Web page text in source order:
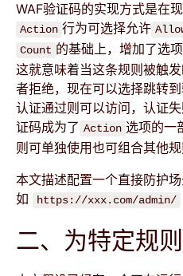
WAF验证码的实现方式是在
Action 行为可选择允许
Count 的基础上，增加了选项
这就意味着当这条规则被触
者拒绝，现在可以选择跳转
认证通过则可以访问，认证
证码成为了 Action 选项的一
则可单独使用也可组合其他规
本文描述配置一个直接防护
如
https://xxx.com/admin/
二、为特定规